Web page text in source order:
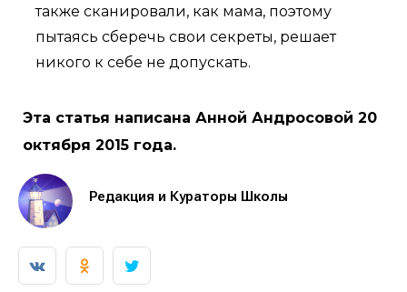
также сканировали, как мама, поэтому
пытаясь сберечь свои секреты, решает
никого к себе не допускать.
Эта статья написана Анной Андросовой 20
октября 2015 года.
Редакция и Кураторы Школы